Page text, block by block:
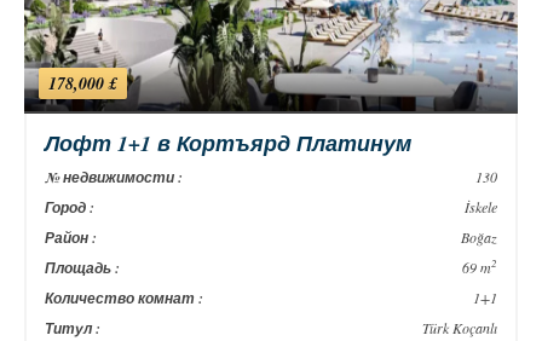
178,000 £
Лофт 1+1 в Кортъярд Платинум
№ недвижимости : 130
Город : İskele
Район : Boğaz
Площадь : 69 m2
Количество комнат : 1+1
Титул : Türk Koçanlı